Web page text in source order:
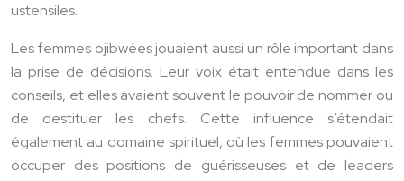
ustensiles.
Les femmes ojibwées jouaient aussi un rôle important dans
la prise de décisions. Leur voix était entendue dans les
conseils, et elles avaient souvent le pouvoir de nommer ou
de destituer les chefs. Cette influence s’étendait
également au domaine spirituel, où les femmes pouvaient
occuper des positions de guérisseuses et de leaders